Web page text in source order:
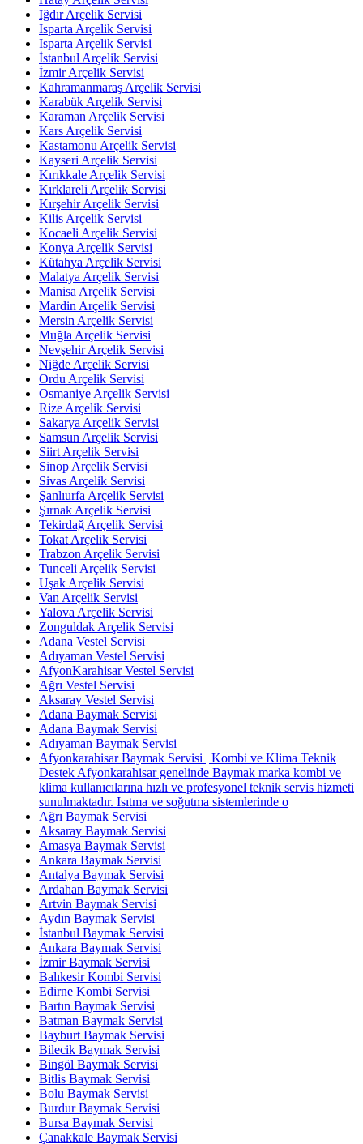
Iğdır Arçelik Servisi
Isparta Arçelik Servisi
Isparta Arçelik Servisi
İstanbul Arçelik Servisi
İzmir Arçelik Servisi
Kahramanmaraş Arçelik Servisi
Karabük Arçelik Servisi
Karaman Arçelik Servisi
Kars Arçelik Servisi
Kastamonu Arçelik Servisi
Kayseri Arçelik Servisi
Kırıkkale Arçelik Servisi
Kırklareli Arçelik Servisi
Kırşehir Arçelik Servisi
Kilis Arçelik Servisi
Kocaeli Arçelik Servisi
Konya Arçelik Servisi
Kütahya Arçelik Servisi
Malatya Arçelik Servisi
Manisa Arçelik Servisi
Mardin Arçelik Servisi
Mersin Arçelik Servisi
Muğla Arçelik Servisi
Nevşehir Arçelik Servisi
Niğde Arçelik Servisi
Ordu Arçelik Servisi
Osmaniye Arçelik Servisi
Rize Arçelik Servisi
Sakarya Arçelik Servisi
Samsun Arçelik Servisi
Siirt Arçelik Servisi
Sinop Arçelik Servisi
Sivas Arçelik Servisi
Şanlıurfa Arçelik Servisi
Şırnak Arçelik Servisi
Tekirdağ Arçelik Servisi
Tokat Arçelik Servisi
Trabzon Arçelik Servisi
Tunceli Arçelik Servisi
Uşak Arçelik Servisi
Van Arçelik Servisi
Yalova Arçelik Servisi
Zonguldak Arçelik Servisi
Adana Vestel Servisi
Adıyaman Vestel Servisi
AfyonKarahisar Vestel Servisi
Ağrı Vestel Servisi
Aksaray Vestel Servisi
Adana Baymak Servisi
Adana Baymak Servisi
Adıyaman Baymak Servisi
Afyonkarahisar Baymak Servisi | Kombi ve Klima Teknik
Destek Afyonkarahisar genelinde Baymak marka kombi ve
klima kullanıcılarına hızlı ve profesyonel teknik servis hizmeti
sunulmaktadır. Isıtma ve soğutma sistemlerinde o
Ağrı Baymak Servisi
Aksaray Baymak Servisi
Amasya Baymak Servisi
Ankara Baymak Servisi
Antalya Baymak Servisi
Ardahan Baymak Servisi
Artvin Baymak Servisi
Aydın Baymak Servisi
İstanbul Baymak Servisi
Ankara Baymak Servisi
İzmir Baymak Servisi
Balıkesir Kombi Servisi
Edirne Kombi Servisi
Bartın Baymak Servisi
Batman Baymak Servisi
Bayburt Baymak Servisi
Bilecik Baymak Servisi
Bingöl Baymak Servisi
Bitlis Baymak Servisi
Bolu Baymak Servisi
Burdur Baymak Servisi
Bursa Baymak Servisi
Çanakkale Baymak Servisi